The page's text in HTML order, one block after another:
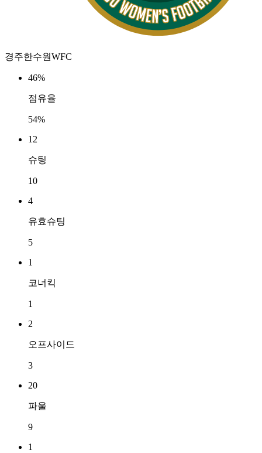
경주한수원WFC
46%
점유율
54%
12
슈팅
10
4
유효슈팅
5
1
코너킥
1
2
오프사이드
3
20
파울
9
1